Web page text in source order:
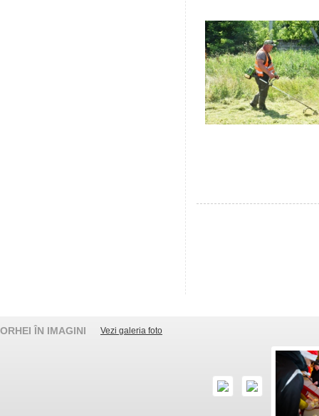
ORHEI ÎN IMAGINI Vezi galeria foto